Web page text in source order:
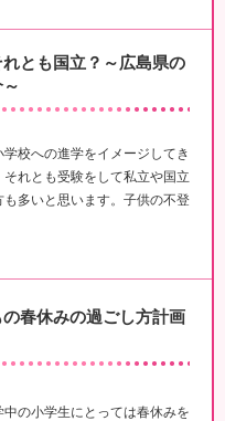
とも国立？～広島県の
校への進学をイメージしてき
れとも受験をして私立や国立
多いと思います。子供の不登
春休みの過ごし方計画
の小学生にとっては春休みを